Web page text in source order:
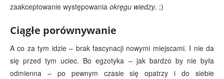
zaakceptowanie występowania okręgu wiedzy. ;)
Ciągłe porównywanie
A co za tym idzie – brak fascynacji nowymi miejscami. I nie da
się przed tym uciec. Bo egzotyka – jak bardzo by nie była
odmienna – po pewnym czasie się opatrzy i do siebie